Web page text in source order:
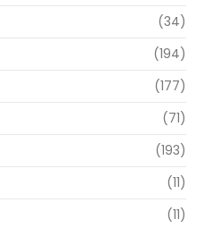
(34)
(194)
(177)
(71)
(193)
(11)
(11)